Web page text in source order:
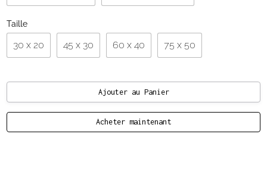
Taille
30 x 20 45 x 30 60 x 40 75 x 50
Acheter maintenant